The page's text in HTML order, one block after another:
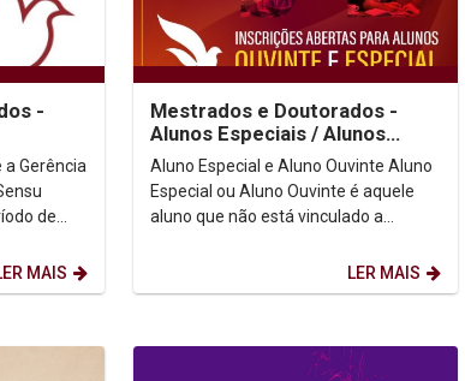
-
Gerência
de
MAIS
Mestrados e Doutorados -
Alunos Especiais / Alunos
Ouvintes
Aluno Especial e Aluno Ouvinte Aluno
Especial ou Aluno Ouvinte é aquele
aluno que não está vinculado a
Mestrado/Doutorado e deseja cursar...
LER MAIS